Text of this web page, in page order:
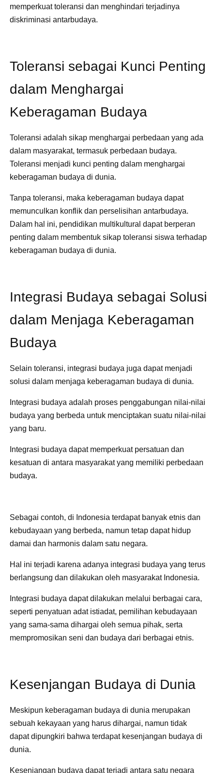
memperkuat toleransi dan menghindari terjadinya
diskriminasi antarbudaya.
Toleransi sebagai Kunci Penting
dalam Menghargai
Keberagaman Budaya
Toleransi adalah sikap menghargai perbedaan yang ada
dalam masyarakat, termasuk perbedaan budaya.
Toleransi menjadi kunci penting dalam menghargai
keberagaman budaya di dunia.
Tanpa toleransi, maka keberagaman budaya dapat
memunculkan konflik dan perselisihan antarbudaya.
Dalam hal ini, pendidikan multikultural dapat berperan
penting dalam membentuk sikap toleransi siswa terhadap
keberagaman budaya di dunia.
Integrasi Budaya sebagai Solusi
dalam Menjaga Keberagaman
Budaya
Selain toleransi, integrasi budaya juga dapat menjadi
solusi dalam menjaga keberagaman budaya di dunia.
Integrasi budaya adalah proses penggabungan nilai-nilai
budaya yang berbeda untuk menciptakan suatu nilai-nilai
yang baru.
Integrasi budaya dapat memperkuat persatuan dan
kesatuan di antara masyarakat yang memiliki perbedaan
budaya.
Sebagai contoh, di Indonesia terdapat banyak etnis dan
kebudayaan yang berbeda, namun tetap dapat hidup
damai dan harmonis dalam satu negara.
Hal ini terjadi karena adanya integrasi budaya yang terus
berlangsung dan dilakukan oleh masyarakat Indonesia.
Integrasi budaya dapat dilakukan melalui berbagai cara,
seperti penyatuan adat istiadat, pemilihan kebudayaan
yang sama-sama dihargai oleh semua pihak, serta
mempromosikan seni dan budaya dari berbagai etnis.
Kesenjangan Budaya di Dunia
Meskipun keberagaman budaya di dunia merupakan
sebuah kekayaan yang harus dihargai, namun tidak
dapat dipungkiri bahwa terdapat kesenjangan budaya di
dunia.
Kesenjangan budaya dapat terjadi antara satu negara